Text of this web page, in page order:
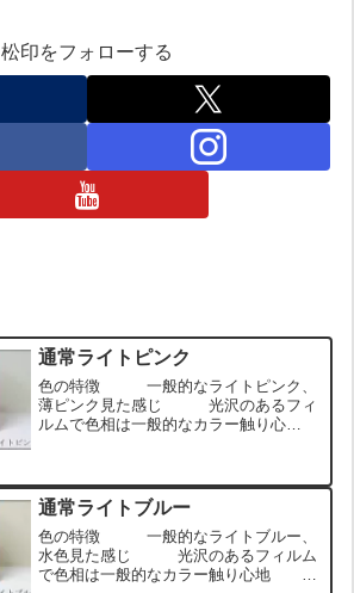
松印をフォローする
通常ライトピンク
色の特徴 一般的なライトピンク、
薄ピンク見た感じ 光沢のあるフィ
ルムで色相は一般的なカラー触り心
ロール状のサンプル画像 ヘッドライト
に貼った状態のサンプル画像 ...
通常ライトブルー
色の特徴 一般的なライトブルー、
水色見た感じ 光沢のあるフィルム
で色相は一般的なカラー触り心地